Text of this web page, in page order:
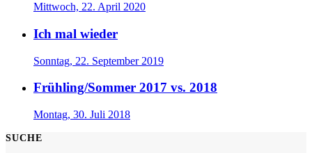
Mittwoch, 22. April 2020
Ich mal wieder
Sonntag, 22. September 2019
Frühling/Sommer 2017 vs. 2018
Montag, 30. Juli 2018
SUCHE